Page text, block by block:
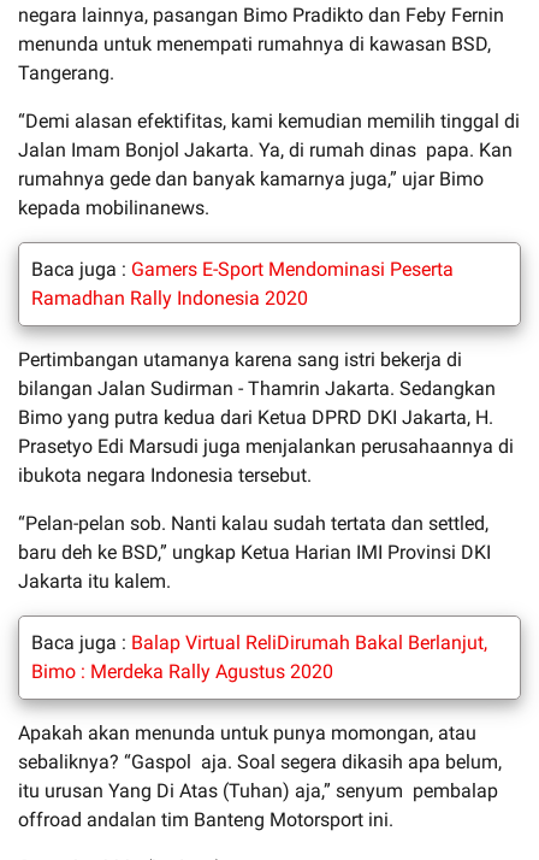
negara lainnya, pasangan Bimo Pradikto dan Feby Fernin
menunda untuk menempati rumahnya di kawasan BSD,
Tangerang.
“Demi alasan efektifitas, kami kemudian memilih tinggal di
Jalan Imam Bonjol Jakarta. Ya, di rumah dinas papa. Kan
rumahnya gede dan banyak kamarnya juga,” ujar Bimo
kepada mobilinanews.
Baca juga : Gamers E-Sport Mendominasi Peserta
Ramadhan Rally Indonesia 2020
Pertimbangan utamanya karena sang istri bekerja di
bilangan Jalan Sudirman - Thamrin Jakarta. Sedangkan
Bimo yang putra kedua dari Ketua DPRD DKI Jakarta, H.
Prasetyo Edi Marsudi juga menjalankan perusahaannya di
ibukota negara Indonesia tersebut.
“Pelan-pelan sob. Nanti kalau sudah tertata dan settled,
baru deh ke BSD,” ungkap Ketua Harian IMI Provinsi DKI
Jakarta itu kalem.
Baca juga : Balap Virtual ReliDirumah Bakal Berlanjut,
Bimo : Merdeka Rally Agustus 2020
Apakah akan menunda untuk punya momongan, atau
sebaliknya? “Gaspol aja. Soal segera dikasih apa belum,
itu urusan Yang Di Atas (Tuhan) aja,” senyum pembalap
offroad andalan tim Banteng Motorsport ini.